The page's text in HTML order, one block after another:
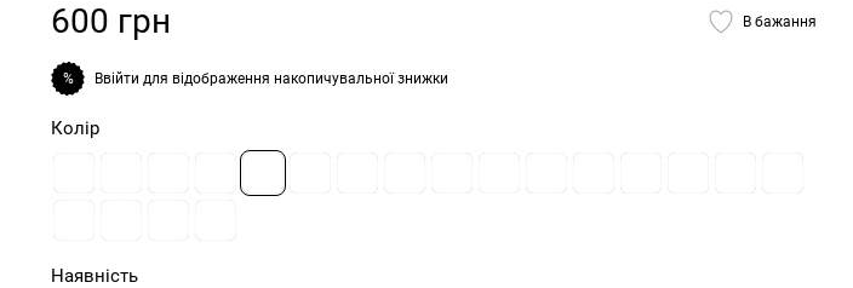
600 грн В бажання
% Ввійти для відображення накопичувальної знижки
Колір
Наявність